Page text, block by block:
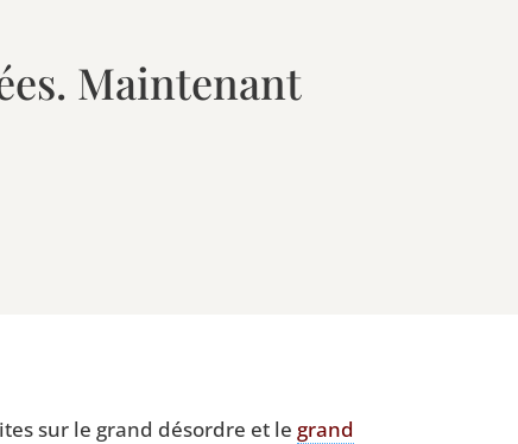
Maintenant
sur le grand désordre et le grand